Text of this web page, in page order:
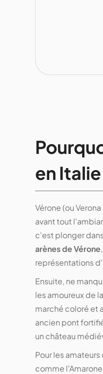
en Italie
Vérone (ou
avant tout
c'est plonger
arènes de Vérone
représentations
Ensuite, ne
les amoureux de
marché coloré et
ancien pont
un château
Pour les
comme